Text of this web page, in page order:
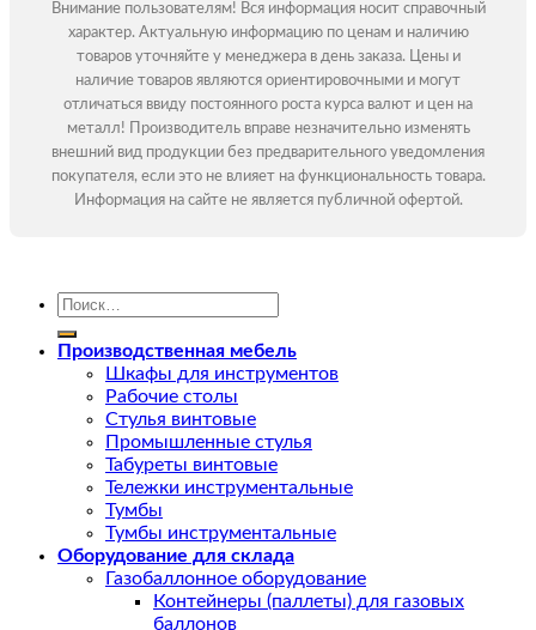
Внимание пользователям! Вся информация носит справочный
характер. Актуальную информацию по ценам и наличию
товаров уточняйте у менеджера в день заказа. Цены и
наличие товаров являются ориентировочными и могут
отличаться ввиду постоянного роста курса валют и цен на
металл! Производитель вправе незначительно изменять
внешний вид продукции без предварительного уведомления
покупателя, если это не влияет на функциональность товара.
Информация на сайте не является публичной офертой.
Искать:
Производственная мебель
Шкафы для инструментов
Рабочие столы
Стулья винтовые
Промышленные стулья
Табуреты винтовые
Тележки инструментальные
Тумбы
Тумбы инструментальные
Оборудование для склада
Газобаллонное оборудование
Контейнеры (паллеты) для газовых
баллонов